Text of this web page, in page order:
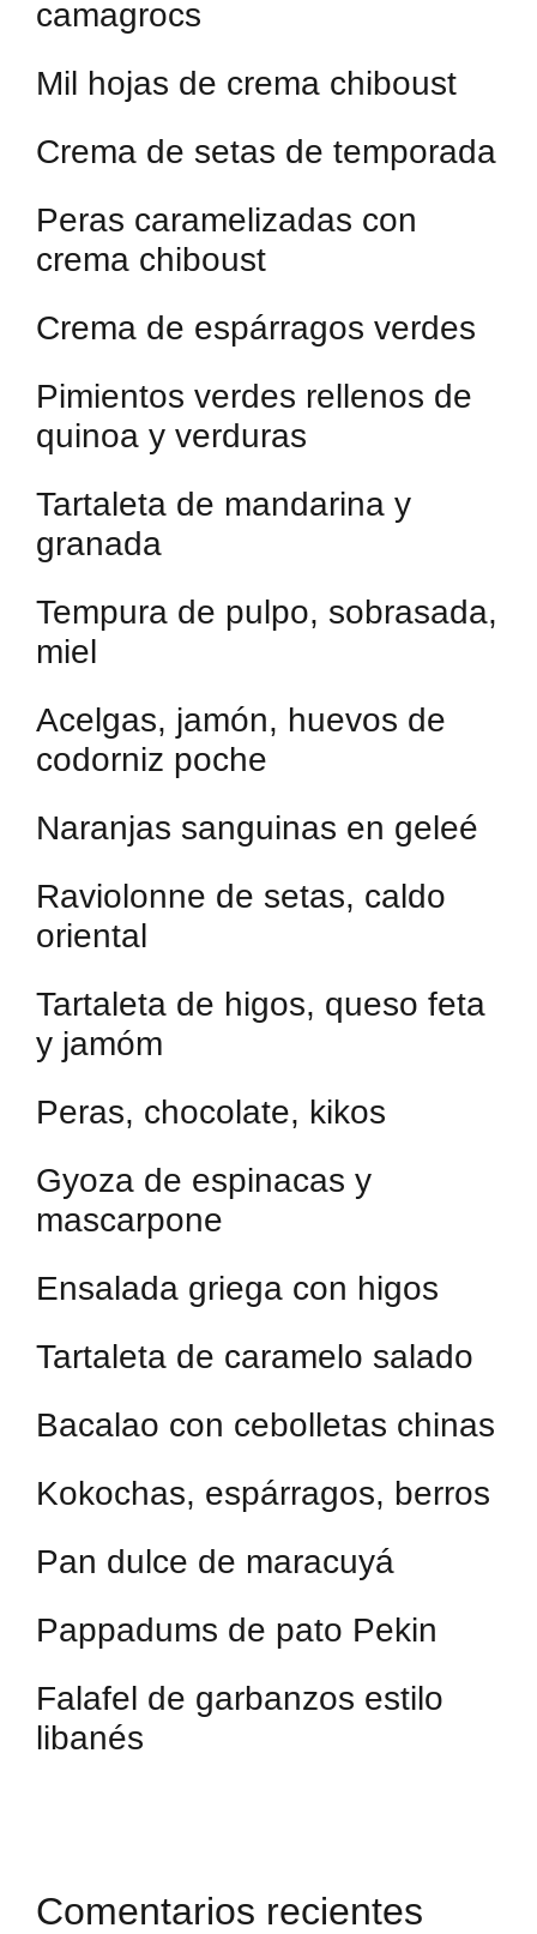
camagrocs
Mil hojas de crema chiboust
Crema de setas de temporada
Peras caramelizadas con
crema chiboust
Crema de espárragos verdes
Pimientos verdes rellenos de
quinoa y verduras
Tartaleta de mandarina y
granada
Tempura de pulpo, sobrasada,
miel
Acelgas, jamón, huevos de
codorniz poche
Naranjas sanguinas en geleé
Raviolonne de setas, caldo
oriental
Tartaleta de higos, queso feta
y jamóm
Peras, chocolate, kikos
Gyoza de espinacas y
mascarpone
Ensalada griega con higos
Tartaleta de caramelo salado
Bacalao con cebolletas chinas
Kokochas, espárragos, berros
Pan dulce de maracuyá
Pappadums de pato Pekin
Falafel de garbanzos estilo
libanés
Comentarios recientes